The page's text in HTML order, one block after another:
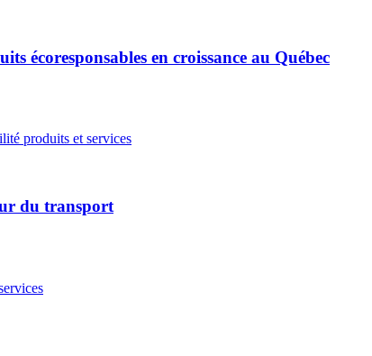
écoresponsables en croissance au Québec
produits et services
du transport